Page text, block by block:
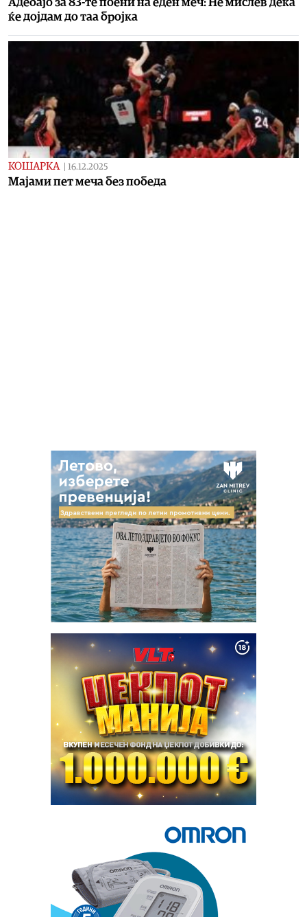
Адебајо за 83-те пoени на еден меч: Не мислев дека
ќе дојдам до таа бројка
КОШАРКА 16.12.2025
Majами пет меча без победа